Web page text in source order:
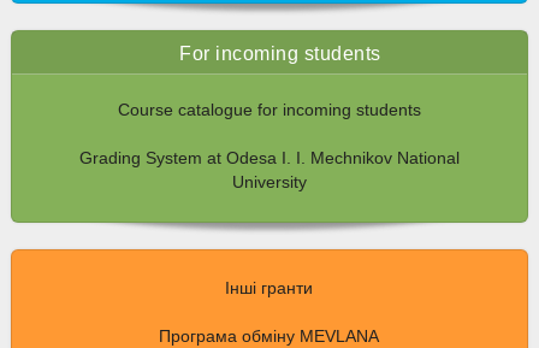
For incoming students
Course catalogue for incoming students
Grading System at Odesa I. I. Mechnikov National
University
Інші гранти
Програма обміну MEVLANA